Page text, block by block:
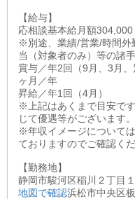
【給与】
応相談基本給月額
※別途、業績/営業/時間外
当（対象者のみ）等の諸
賞与／年2回（9月、3月
ヶ月／年
昇給／年1回（4月）
※上記はあくまで目安で
じて優遇等がございます。
※年収イメージについて
ておりますのでご確認くだ
【勤務地】
静岡市駿河区稲川２丁目
地図で確認浜松市中央区